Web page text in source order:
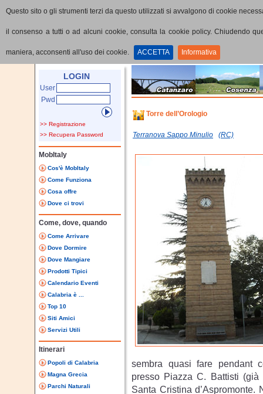
Questo sito o gli strumenti terzi da questo utilizzati si avvalgono di cookie
il consenso a tutti o ad alcuni cookie, consulta la cookie policy. Chiudendo
maniera, acconsenti all'uso dei cookie. ACCETTA Informativa
Dettaglio PoI
LOGIN
User
Pwd
>> Registrazione
>> Recupera Password
MobItaly
Cos'è MobItaly
Come Funziona
Cosa offre
Dove ci trovi
Come, dove, quando
Come Arrivare
Dove Dormire
Dove Mangiare
Prodotti Tipici
Calendario Eventi
Calabria è ...
Top 10
Siti Amici
Servizi Utili
Itinerari
Popoli di Calabria
Magna Grecia
Parchi Naturali
Torre dell’Orologio
Terranova Sappo Minulio (RC)
sembra quasi fare pendant
presso Piazza C. Battisti
Santa Cristina d’Aspromonte.